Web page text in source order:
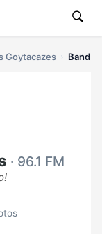
Goytacazes Band
· 96.1 FM